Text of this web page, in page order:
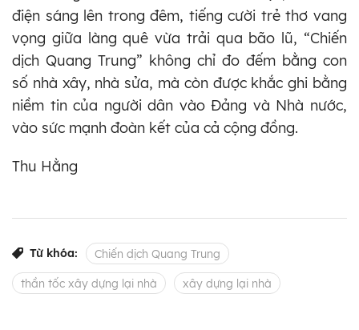
điện sáng lên trong đêm, tiếng cười trẻ thơ vang
vọng giữa làng quê vừa trải qua bão lũ, “Chiến
dịch Quang Trung” không chỉ đo đếm bằng con
số nhà xây, nhà sửa, mà còn được khắc ghi bằng
niềm tin của người dân vào Đảng và Nhà nước,
vào sức mạnh đoàn kết của cả cộng đồng.
Thu Hằng
Từ khóa: Chiến dịch Quang Trung
thần tốc xây dựng lại nhà xây dựng lại nhà